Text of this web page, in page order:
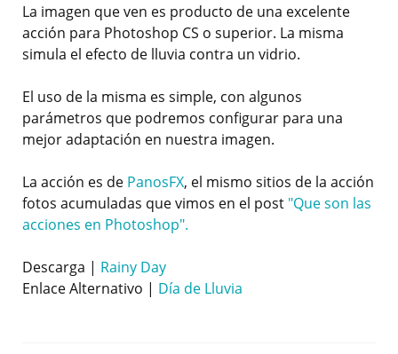
La imagen que ven es producto de una excelente
acción para Photoshop CS o superior. La misma
simula el efecto de lluvia contra un vidrio.
El uso de la misma es simple, con algunos
parámetros que podremos configurar para una
mejor adaptación en nuestra imagen.
La acción es de PanosFX, el mismo sitios de la acción
fotos acumuladas que vimos en el post "Que son las
acciones en Photoshop".
Descarga | Rainy Day
Enlace Alternativo | Día de Lluvia